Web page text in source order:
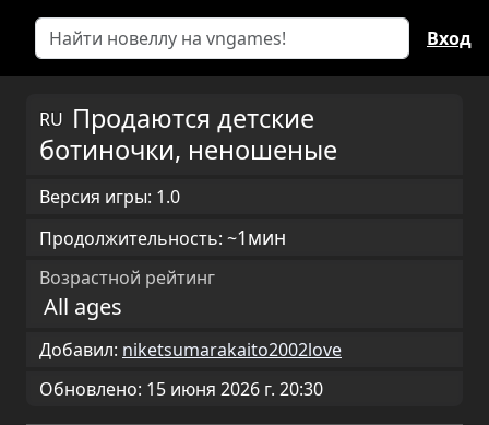
Вход
RU Продаются детские
ботиночки, неношеные
Версия игры: 1.0
Продолжительность: ~1мин
Возрастной рейтинг
All ages
Добавил: niketsumarakaito2002love
Обновлено: 15 июня 2026 г. 20:30